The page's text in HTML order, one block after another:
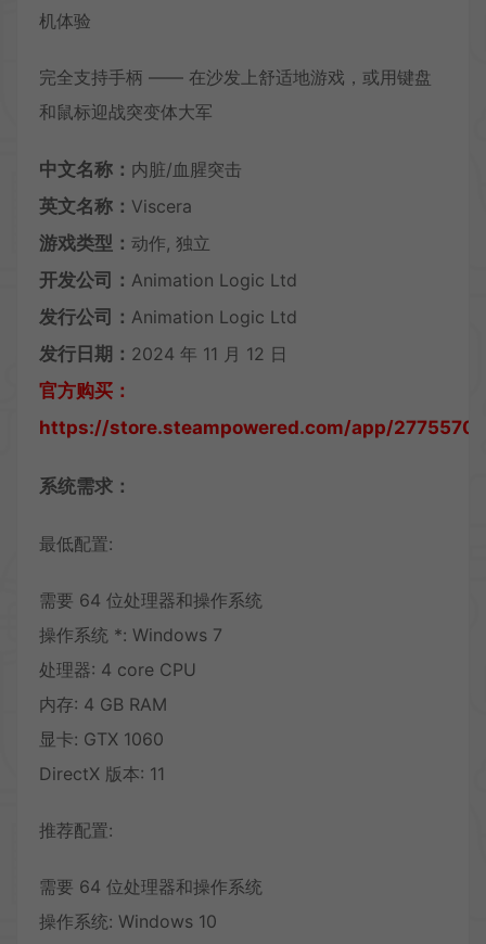
机体验
完全支持手柄 —— 在沙发上舒适地游戏，或用键盘
和鼠标迎战突变体大军
中文名称： 内脏/血腥突击
英文名称： Viscera
游戏类型： 动作, 独立
开发公司： Animation Logic Ltd
发行公司： Animation Logic Ltd
发行日期： 2024 年 11 月 12 日
官方购买：
https://store.steampowered.com/app/
系统需求：
最低配置:
需要 64 位处理器和操作系统
操作系统 *: Windows 7
处理器: 4 core CPU
内存: 4 GB RAM
显卡: GTX 1060
DirectX 版本: 11
推荐配置:
需要 64 位处理器和操作系统
操作系统: Windows 10